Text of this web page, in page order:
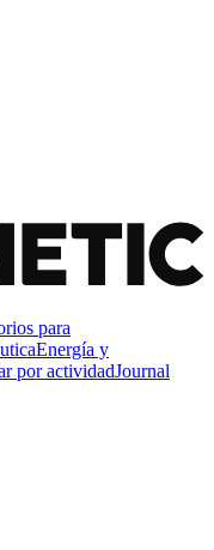
para
Energía y
por actividadJournal